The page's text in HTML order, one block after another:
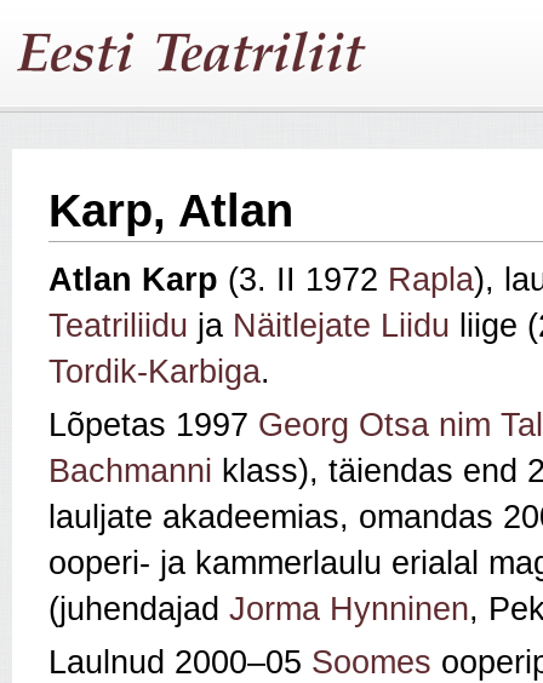
Karp, Atlan
Atlan Karp (3. II 1972 Rapla),
Teatriliidu ja Näitlejate Liidu liige
Tordik-Karbiga.
Lõpetas 1997 Georg Otsa nim
Bachmanni klass), täiendas end
lauljate akadeemias, omandas
ooperi- ja kammerlaulu erialal
(juhendajad Jorma Hynninen,
Laulnud 2000–05 Soomes